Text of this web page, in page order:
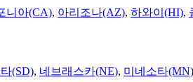
니아(CA), 아리조나(AZ), 하와이(HI),
(SD), 네브래스카(NE), 미네소타(MN)